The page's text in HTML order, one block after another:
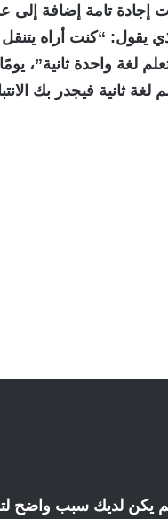
والذي يجيد التحدث بـ9 لغات
“كنت أراه يتنقل
لغة واحدة ثانية”،
لغة ثانية فيجدر بك
لم يكن لديك سبب واضح